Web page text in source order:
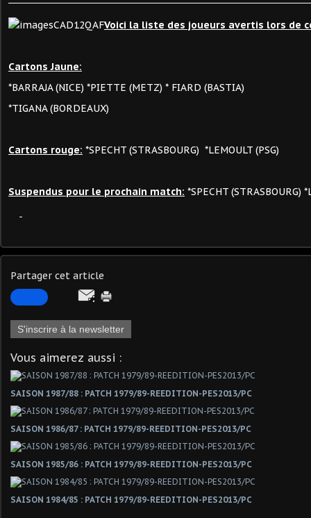
Voici la liste des joueurs avertis lors de
Cartons Jaune:
*BARRAJA (NICE) *PIETTE (METZ) * FIARD (BASTIA)
*TIGANA (BORDEAUX)
Cartons rouge: *SPECHT (STRASBOURG) *LEMOULT (PSG)
Suspendus pour le prochain match: *SPECHT (STRASBOURG)
Partager cet article
S'inscrire à la newsletter
Vous aimerez aussi :
SAISON 1987/88 : PATCH 1979/89-REEDITION-PES2013/PC
SAISON 1986/87 : PATCH 1979/89-REEDITION-PES2013/PC
SAISON 1985/86 : PATCH 1979/89-REEDITION-PES2013/PC
SAISON 1984/85 : PATCH 1979/89-REEDITION-PES2013/PC